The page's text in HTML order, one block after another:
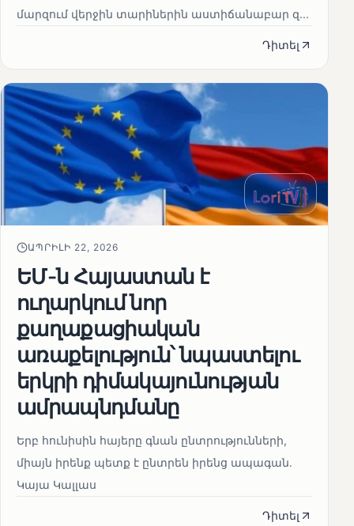
մարզում վերջին տարիներին աստիճանաբար զ...
Դիտել
ԱՊՐԻԼԻ 22, 2026
ԵՄ-ն Հայաստան է
ուղարկում նոր
քաղաքացիական
առաքելություն՝ նպաստելու
երկրի դիմակայունության
ամրապնդմանը
Երբ հունիսին հայերը գնան ընտրությունների,
միայն իրենք պետք է ընտրեն իրենց ապագան.
Կայա Կալլաս
Դիտել